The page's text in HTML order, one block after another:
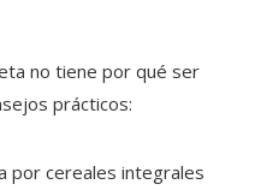
no tiene por qué ser
prácticos:
por cereales integrales